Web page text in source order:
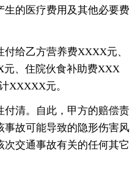
生的医疗费用及其他必要费
给乙方营养费XXXX元、
、住院伙食补助费XXX
XXXXX元。
付清。自此，甲方的赔偿责
事故可能导致的隐形伤害风
次交通事故有关的任何其它